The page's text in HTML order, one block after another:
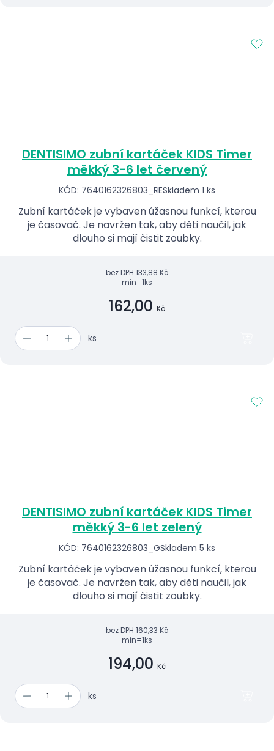
DENTISIMO zubní kartáček KIDS Timer
měkký 3-6 let červený
KÓD: 7640162326803_RESkladem 1 ks
Zubní kartáček je vybaven úžasnou funkcí, kterou
je časovač. Je navržen tak, aby děti naučil, jak
dlouho si mají čistit zoubky.
bez DPH 133,88 Kč
min=1ks
162,00 Kč
ks
DENTISIMO zubní kartáček KIDS Timer
měkký 3-6 let zelený
KÓD: 7640162326803_GSkladem 5 ks
Zubní kartáček je vybaven úžasnou funkcí, kterou
je časovač. Je navržen tak, aby děti naučil, jak
dlouho si mají čistit zoubky.
bez DPH 160,33 Kč
min=1ks
194,00 Kč
ks